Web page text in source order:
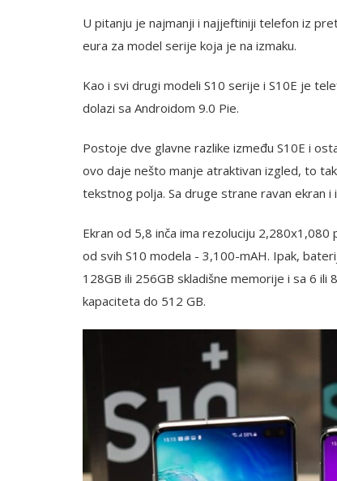
U pitanju je najmanji i najjeftiniji telefon iz
eura za model serije koja je na izmaku.
Kao i svi drugi modeli S10 serije i S10E je
dolazi sa Androidom 9.0 Pie.
Postoje dve glavne razlike između S10E i
ovo daje nešto manje atraktivan izgled, to
tekstnog polja. Sa druge strane ravan ekran
Ekran od 5,8 inča ima rezoluciju
od svih S10 modela - 3,100-mAH. Ipak,
128GB ili 256GB skladišne memorije i sa 6 ili
kapaciteta do 512 GB.